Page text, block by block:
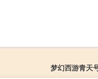
梦幻西游青天